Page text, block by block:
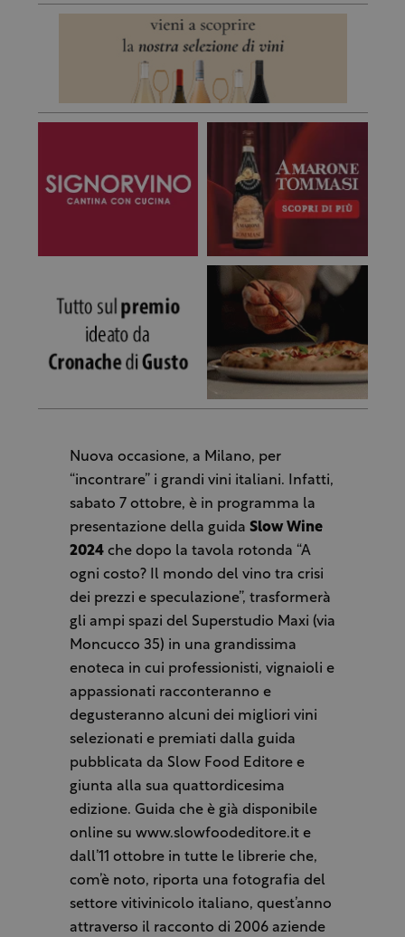
Nuova occasione, a Milano, per
“incontrare” i grandi vini italiani. Infatti,
sabato 7 ottobre, è in programma la
presentazione della guida Slow Wine
2024che dopo la tavola rotonda “A
ogni costo? Il mondo del vino tra crisi
dei prezzi e speculazione”, trasformerà
gli ampi spazi del Superstudio Maxi (via
Moncucco 35) in una grandissima
enoteca in cui professionisti, vignaioli e
appassionati racconteranno e
degusteranno alcuni dei migliori vini
selezionati e premiati dalla guida
pubblicata da Slow Food Editore e
giunta alla sua quattordicesima
edizione. Guida che è già disponibile
online su www.slowfoodeditore.it e
dall’11 ottobre in tutte le librerie che,
com’è noto, riporta una fotografia del
settore vitivinicolo italiano, quest’anno
attraverso il racconto di 2006 aziende